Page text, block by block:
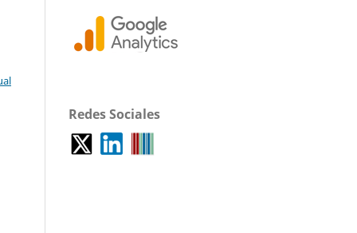
Redes Sociales